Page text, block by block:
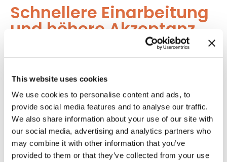
This website uses cookies
We use cookies to personalise content and ads, to
provide social media features and to analyse our traffic.
We also share information about your use of our site with
our social media, advertising and analytics partners who
may combine it with other information that you’ve
provided to them or that they’ve collected from your use
Schnellere Einarbeitung
und höhere Akzeptanz
Ein gut aufgebautes Schulungsprogramm
verkürzt die Lernkurve für die meisten
SAP.Interaktive Trainingsmodule sind in
dieser Hinsicht sehr hilfreich. Sie bieten
praxisnahes Training und machen
Mitarbeitende mit dem System im Detail
vertraut.